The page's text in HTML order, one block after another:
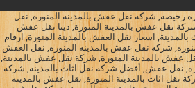
رخيصة, شركة نقل عفش بالمدينة المنورة, نقل
نقل عفش بالمدينة المنورة, دينا نقل عفش
بالمدينة, اسعار نقل العفش بالمدينة المنورة, ارقام
شركه نقل عفش بالمدينه المنوره, نقل العفش
عفش بالمدينة المنورة, شركة نقل عفش بالمدينة,
نقل عفش, أفضل شركة نقل اثاث بالمدينة, شركة
نقل اثاث بالمدينة المنورة, نقل عفش بالمدينه